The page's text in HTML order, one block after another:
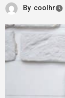
By coolhr